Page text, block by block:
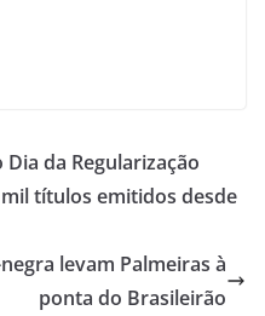
da Regularização
títulos emitidos desde
levam Palmeiras à
ponta do Brasileirão